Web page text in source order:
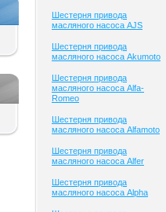
Шестерня привода
масляного насоса AJS
Шестерня привода
масляного насоса Akumoto
Шестерня привода
масляного насоса Alfa-
Romeo
Шестерня привода
масляного насоса Alfamoto
Шестерня привода
масляного насоса Alfer
Шестерня привода
масляного насоса Alpha